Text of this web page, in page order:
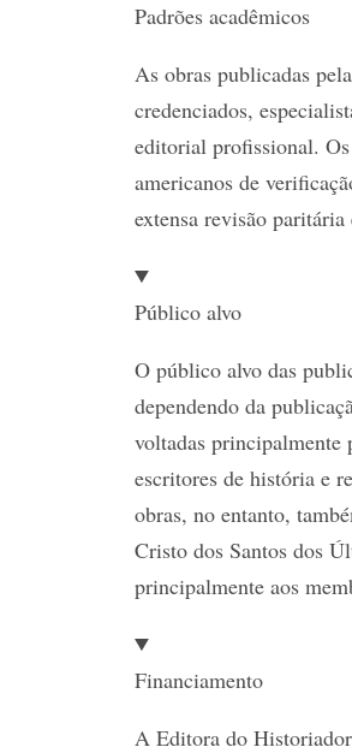
Padrões acadêmicos
As obras publicadas
credenciados,
editorial profissional.
americanos de
extensa revisão
Público alvo
O público alvo das
dependendo da
voltadas principalmente
escritores de história e
obras, no entanto,
Cristo dos Santos dos
principalmente aos
Financiamento
A Editora do